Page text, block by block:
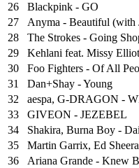
26
Blackpink - GO
27
Anyma - Beautiful (with
28
The Strokes - Going
29
Kehlani feat. Missy
30
Foo Fighters - Of All
31
Dan+Shay - Young
32
aespa, G-DRAGON -
33
GIVEON - JEZEBEL
34
Shakira, Burna Boy -
35
Martin Garrix, Ed
36
Ariana Grande - Knew